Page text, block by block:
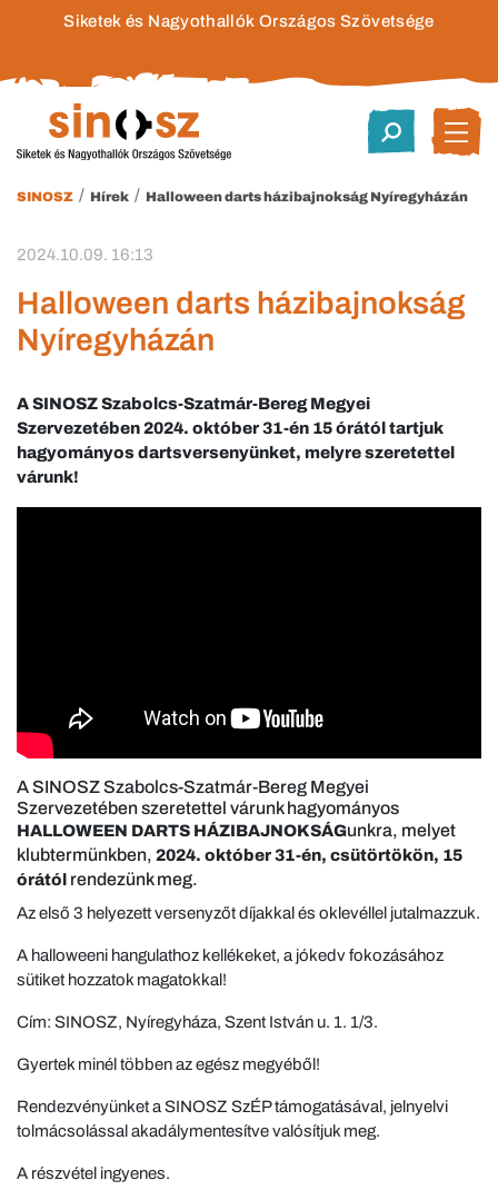
Siketek és Nagyothallók Országos Szövetsége
SINOSZ / Hírek / Halloween darts házibajnokság Nyíregyházán
2024.10.09. 16:13
Halloween darts házibajnokság
Nyíregyházán
A SINOSZ Szabolcs-Szatmár-Bereg Megyei
Szervezetében 2024. október 31-én 15 órától tartjuk
hagyományos dartsversenyünket, melyre szeretettel
várunk!
A SINOSZ Szabolcs-Szatmár-Bereg Megyei
Szervezetében szeretettel várunk hagyományos
HALLOWEEN DARTS HÁZIBAJNOKSÁGunkra, melyet
klubtermünkben, 2024. október 31-én, csütörtökön, 15
órától rendezünk meg.
Az első 3 helyezett versenyzőt díjakkal és oklevéllel jutalmazzuk.
A halloweeni hangulathoz kellékeket, a jókedv fokozásához
sütiket hozzatok magatokkal!
Cím: SINOSZ, Nyíregyháza, Szent István u. 1. 1/3.
Gyertek minél többen az egész megyéből!
Rendezvényünket a SINOSZ SzÉP támogatásával, jelnyelvi
tolmácsolással akadálymentesítve valósítjuk meg.
A részvétel ingyenes.